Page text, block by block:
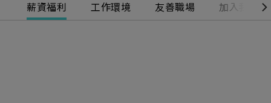
薪資福利 工作環境 友善職場 加入我們